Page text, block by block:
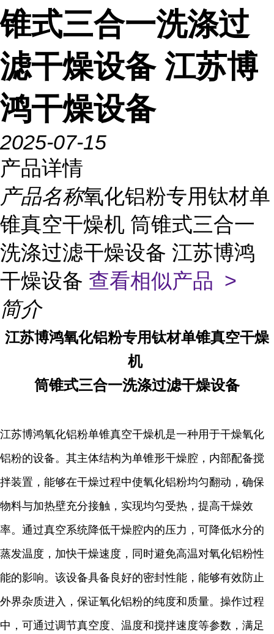
锥式三合一洗涤过
滤干燥设备 江苏博
鸿干燥设备
2025-07-15
产品详情
产品名称氧化铝粉专用钛材单
锥真空干燥机 筒锥式三合一
洗涤过滤干燥设备 江苏博鸿
干燥设备 查看相似产品 >
简介
江苏博鸿氧化铝粉专用钛材单锥真空干燥
机
筒锥式三合一洗涤过滤干燥设备
江苏博鸿氧化铝粉单锥真空干燥机是一种用于干燥氧化
铝粉的设备。其主体结构为单锥形干燥腔，内部配备搅
拌装置，能够在干燥过程中使氧化铝粉均匀翻动，确保
物料与加热壁充分接触，实现均匀受热，提高干燥效
率。通过真空系统降低干燥腔内的压力，可降低水分的
蒸发温度，加快干燥速度，同时避免高温对氧化铝粉性
能的影响。该设备具备良好的密封性能，能够有效防止
外界杂质进入，保证氧化铝粉的纯度和质量。操作过程
中，可通过调节真空度、温度和搅拌速度等参数，满足